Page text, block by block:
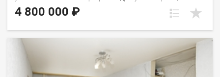
проспект Октябрьский, 60. Общая площадь квартиры
составляет 47 м². Квартира отлично подойдёт для семьи с
изолированные спальни, раздельный санузел и балкон. Окна
квартиры выходят в тихий зелёный двор, что обеспечивает
спокойствие и отсутствие шума от проезжей части. В
4 800 000 ₽